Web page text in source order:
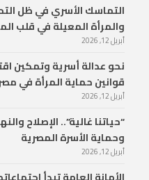
التماسك الأسري في ظل
والمرأة المعيلة في قلب
أبريل 12, 2026
نحو عدالة أسرية وتمكين
قوانين حماية المرأة في
أبريل 12, 2026
“حياتنا غالية”.. الإصلاح
وحماية الأسرة المصرية
أبريل 12, 2026